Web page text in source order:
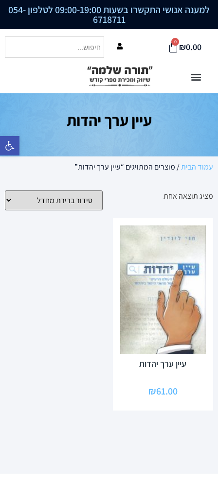
פתח סרגל
למענה אנושי התקשרו בשעות 09:00-19:00 לטלפון 054-
6718711
₪0.00
0
עיין ערך יהדות
עמוד הבית/ מוצרים המתויגים “עיין ערך יהדות”
מציג תוצאה אחת
עיין ערך יהדות
₪61.00